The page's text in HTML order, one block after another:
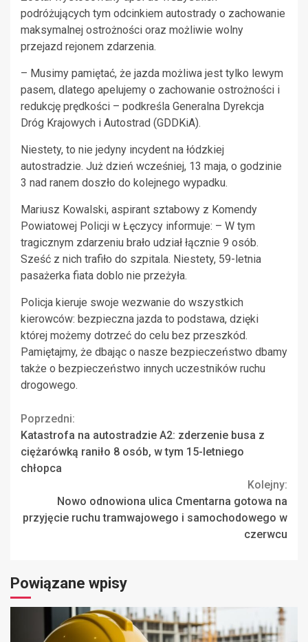
podróżujących tym odcinkiem autostrady o zachowanie
maksymalnej ostrożności oraz możliwie wolny
przejazd rejonem zdarzenia.
– Musimy pamiętać, że jazda możliwa jest tylko lewym
pasem, dlatego apelujemy o zachowanie ostrożności i
redukcję prędkości – podkreśla Generalna Dyrekcja
Dróg Krajowych i Autostrad (GDDKiA).
Niestety, to nie jedyny incydent na łódzkiej
autostradzie. Już dzień wcześniej, 13 maja, o godzinie
3 nad ranem doszło do kolejnego wypadku.
Mariusz Kowalski, aspirant sztabowy z Komendy
Powiatowej Policji w Łęczycy informuje: – W tym
tragicznym zdarzeniu brało udział łącznie 9 osób.
Sześć z nich trafiło do szpitala. Niestety, 59-letnia
pasażerka fiata doblo nie przeżyła.
Policja kieruje swoje wezwanie do wszystkich
kierowców: bezpieczna jazda to podstawa, dzięki
której możemy dotrzeć do celu bez przeszkód.
Pamiętajmy, że dbając o nasze bezpieczeństwo dbamy
także o bezpieczeństwo innych uczestników ruchu
drogowego.
Continue
Reading
Poprzedni:
Katastrofa na autostradzie A2: zderzenie busa z
ciężarówką raniło 8 osób, w tym 15-letniego
chłopca
Kolejny:
Nowo odnowiona ulica Cmentarna gotowa na
przyjęcie ruchu tramwajowego i samochodowego w
czerwcu
Powiązane wpisy